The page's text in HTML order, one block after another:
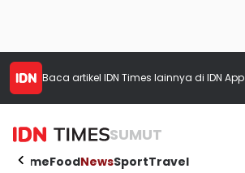
Baca artikel IDN Times lainnya di IDN App
SUMUT
HomeFoodNewsSportTravel